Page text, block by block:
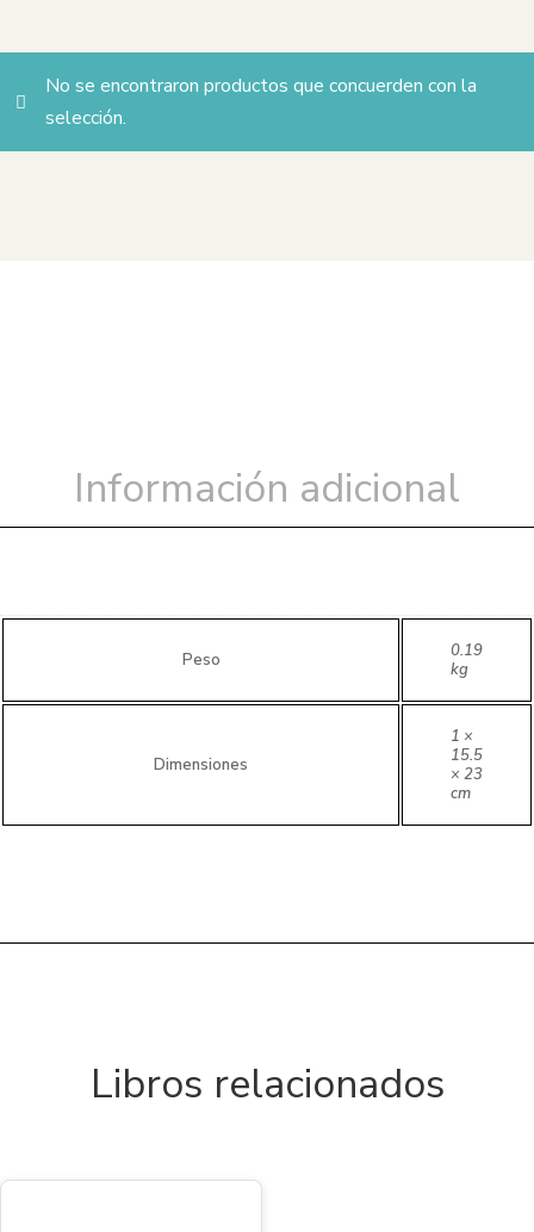
No se encontraron productos que concuerden con la
selección.
Información adicional
Peso
0.19
kg
Dimensiones
1 ×
15.5
× 23
cm
Libros relacionados